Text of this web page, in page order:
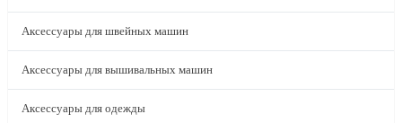
Аксессуары для швейных машин
Аксессуары для вышивальных машин
Аксессуары для одежды